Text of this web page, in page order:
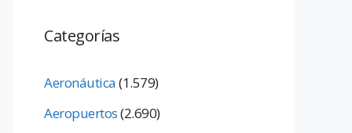
Categorías
Aeronáutica(1.579)
Aeropuertos(2.690)